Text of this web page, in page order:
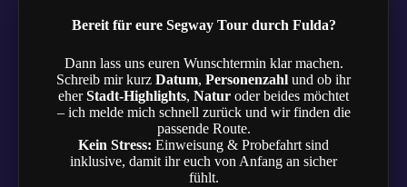
Bereit für eure Segway Tour durch Fulda?
Dann lass uns euren Wunschtermin klar machen.
Schreib mir kurz Datum, Personenzahl und ob ihr
eherStadt-Highlights, Natur oder beides möchtet
– ich melde mich schnell zurück und wir finden die
passende Route.
Kein Stress: Einweisung & Probefahrt sind
inklusive, damit ihr euch von Anfang an sicher
fühlt.